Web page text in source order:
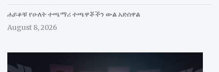
ሐይቆቹ የሁለት ተጫማሪ ተጫዋቾችን ውል አድሰዋል
August 8, 2026